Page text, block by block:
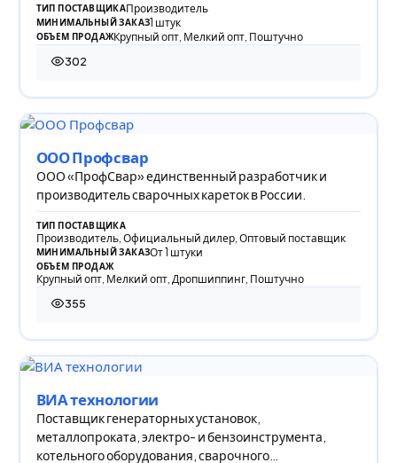
ТИП ПОСТАВЩИКАПроизводитель
МИНИМАЛЬНЫЙ ЗАКАЗ1 штук
ОБЪЕМ ПРОДАЖКрупный опт, Мелкий опт, Поштучно
302
302 просмотра
ООО Профсвар
ООО «ПрофСвар» единственный разработчик и
производитель сварочных кареток в России.
ТИП ПОСТАВЩИКА
Производитель, Официальный дилер, Оптовый поставщик
МИНИМАЛЬНЫЙ ЗАКАЗОт 1 штуки
ОБЪЕМ ПРОДАЖ
Крупный опт, Мелкий опт, Дропшиппинг, Поштучно
355
355 просмотров
ВИА технологии
Поставщик генераторных установок,
металлопроката, электро- и бензоинструмента,
котельного оборудования, сварочного